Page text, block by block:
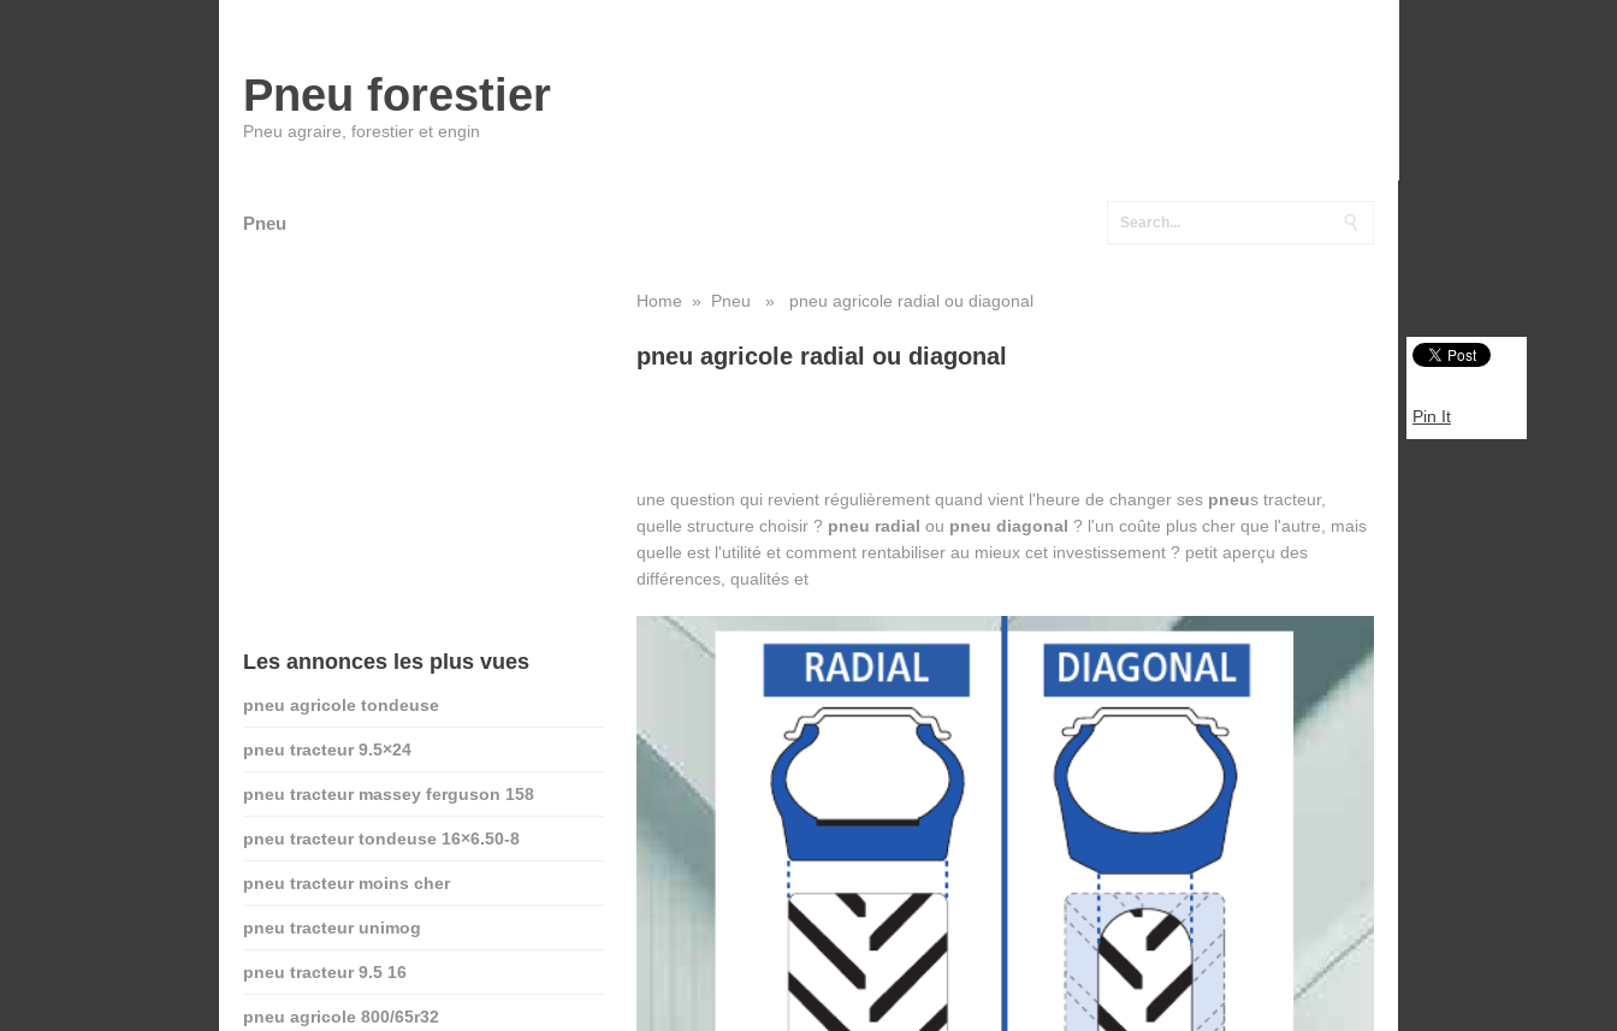
Pneu forestier
Pneu agraire, forestier et engin
Pneu
Home » Pneu » pneu agricole radial ou diagonal
pneu agricole radial ou diagonal
une question qui revient régulièrement quand vient l'heure de changer ses pneus tracteur,
quelle structure choisir ? pneu radial ou pneu diagonal ? l'un coûte plus cher que l'autre, mais
quelle est l'utilité et comment rentabiliser au mieux cet investissement ? petit aperçu des
différences, qualités et
Pin It
Les annonces les plus vues
pneu agricole tondeuse
pneu tracteur 9.5×24
pneu tracteur massey ferguson 158
pneu tracteur tondeuse 16×6.50-8
pneu tracteur moins cher
pneu tracteur unimog
pneu tracteur 9.5 16
pneu agricole 800/65r32